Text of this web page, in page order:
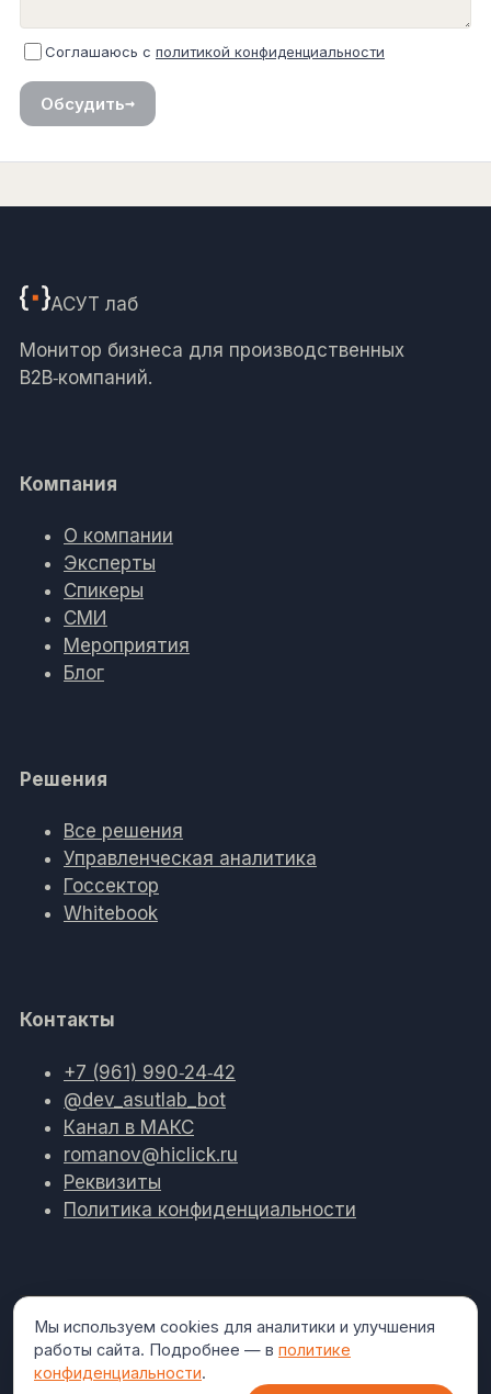
Соглашаюсь с политикой конфиденциальности
Обсудить→
АСУТ лаб
Монитор бизнеса для производственных
B2B‑компаний.
Компания
О компании
Эксперты
Спикеры
СМИ
Мероприятия
Блог
Решения
Все решения
Управленческая аналитика
Госсектор
Whitebook
Контакты
+7 (961) 990‑24‑42
@dev_asutlab_bot
Канал в МАКС
romanov@hiclick.ru
Реквизиты
Политика конфиденциальности
Работаем
в закрытом
контуре.
Развёртывание на вашем сервере (on-
premise), данные не покидают периметр
организации.
Мы используем cookies для аналитики и улучшения
работы сайта. Подробнее — в политике
конфиденциальности.